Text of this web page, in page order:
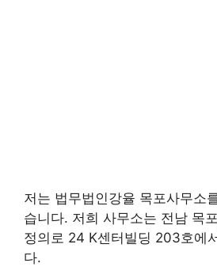
저는 법무법인강율 목포사무소
습니다. 저희 사무소는 전남 목
정의로 24 K센터빌딩 203호에
다.